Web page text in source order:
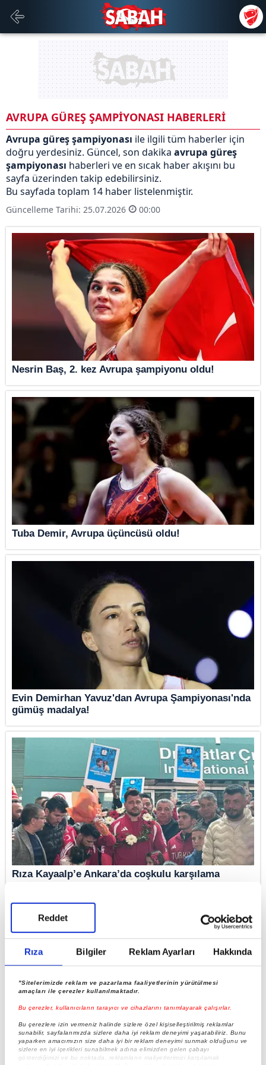
Rıza Bilgiler Reklam Ayarları Hakkında
"Sitelerimizde reklam ve pazarlama faaliyetlerinin yürütülmesi
amaçları ile çerezler kullanılmaktadır.
Bu çerezler, kullanıcıların tarayıcı ve cihazlarını tanımlayarak çalışırlar.
Bu çerezlere izin vermeniz halinde sizlere özel kişiselleştirilmiş reklamlar
sunabilir, sayfalarımızda sizlere daha iyi reklam deneyimi yaşatabiliriz. Bunu
yaparken amacımızın size daha iyi bir reklam deneyimi sunmak olduğunu ve
sizlere en iyi içerikleri sunabilmek adına elimizden gelen çabayı
gösterdiğimizi ve bu noktada, reklamların maliyetlerimizi karşılamak
Reddet
AVRUPA GÜREŞ ŞAMPİYONASI HABERLERİ
Avrupa güreş şampiyonası ile ilgili tüm haberler için
doğru yerdesiniz. Güncel, son dakika avrupa güreş
şampiyonası haberleri ve en sıcak haber akışını bu
sayfa üzerinden takip edebilirsiniz.
Bu sayfada toplam 14 haber listelenmiştir.
Güncelleme Tarihi: 25.07.2026 00:00
Nesrin Baş, 2. kez Avrupa şampiyonu oldu!
Tuba Demir, Avrupa üçüncüsü oldu!
Evin Demirhan Yavuz'dan Avrupa Şampiyonası'nda
gümüş madalya!
Rıza Kayaalp’e Ankara’da coşkulu karşılama
Rıza Kayaalp: "Ülkem adına bunu başarmak gurur
verici"